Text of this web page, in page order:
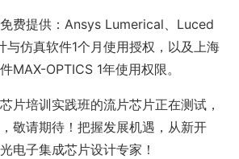
费提供：Ansys Lumerical、Luced
仿真软件1个月使用授权，以及上海
MAX-OPTICS 1年使用权限。
片培训实践班的流片芯片正在测试，
敬请期待！把握发展机遇，从新开
电子集成芯片设计专家！